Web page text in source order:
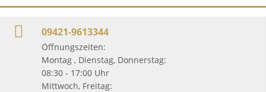
09421-9613344
Öffnungszeiten:
Montag , Dienstag, Donnerstag:
08:30 - 17:00 Uhr
Mittwoch, Freitag: